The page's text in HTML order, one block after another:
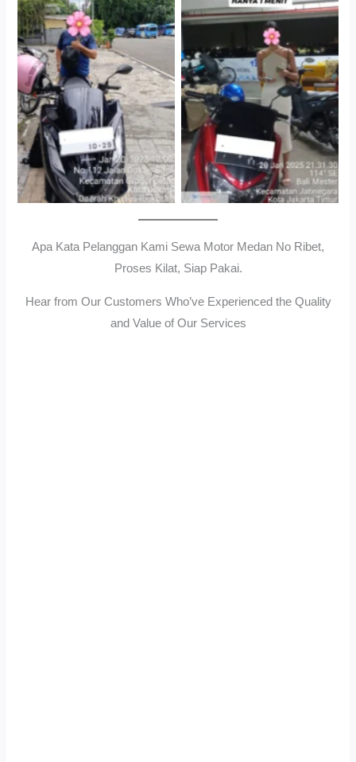
Antar Jemput Kendaraan
Cityplaza Jatinegara
Gedung Parkir P6ASewa
Motor Medan Sunggal No
Ribet, Proses Kilat, Siap
Pakai.
Apa Kata Pelanggan Kami Sewa Motor Medan No Ribet,
Proses Kilat, Siap Pakai.
Hear from Our Customers Who’ve Experienced the Quality
and Value of Our Services